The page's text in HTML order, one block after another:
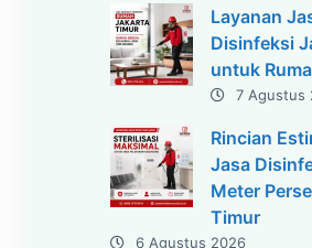
Layanan
Disinfeksi
untuk
7 Agustus
Rincian
Jasa
Meter
Timur
6 Agustus 2026